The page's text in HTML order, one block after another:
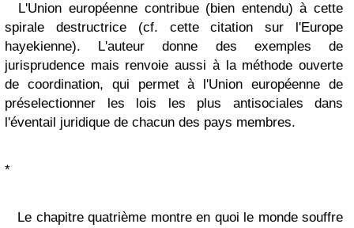
L'Union européenne contribue (bien entendu) à cette
spirale destructrice (cf. cette citation sur l'Europe
hayekienne). L'auteur donne des exemples de
jurisprudence mais renvoie aussi à la méthode ouverte
de coordination, qui permet à l'Union européenne de
préselectionner les lois les plus antisociales dans
l'éventail juridique de chacun des pays membres.
*
Le chapitre quatrième montre en quoi le monde souffre